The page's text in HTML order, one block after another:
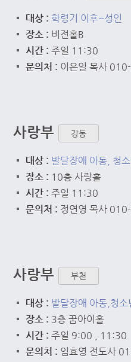
대상 :학령기 이후~성인
장소 : 비전홀B
시간 :주일 11:30
문의처 : 이은일 목사
사랑부 강동
대상 : 발달장애 아동, 청
장소 : 10층 사랑홀
시간 :주일 11:30
문의처 : 정연영 목사
사랑부 부천
대상 : 발달장애 아동,청소
장소 : 3층 꿈아이홀
시간 :주일 9:00 , 11:30
문의처 : 임효영 전도사